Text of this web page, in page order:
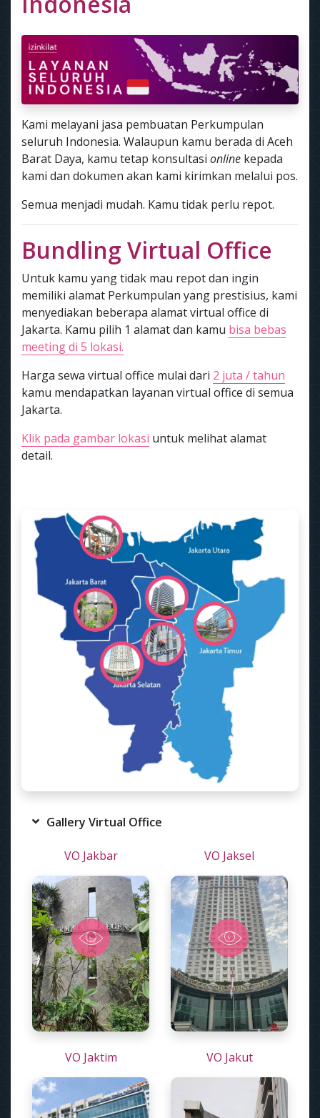
Kami melayani jasa pembuatan Perkumpulan
seluruh Indonesia. Walaupun kamu berada di Aceh
Barat Daya, kamu tetap konsultasi online kepada
kami dan dokumen akan kami kirimkan melalui pos.
Semua menjadi mudah. Kamu tidak perlu repot.
Bundling Virtual Office
Untuk kamu yang tidak mau repot dan ingin
memiliki alamat Perkumpulan yang prestisius, kami
menyediakan beberapa alamat virtual office di
Jakarta. Kamu pilih 1 alamat dan kamu bisa bebas
meeting di 5 lokasi.
Harga sewa virtual office mulai dari 2 juta / tahun
kamu mendapatkan layanan virtual office di semua
Jakarta.
Klik pada gambar lokasi untuk melihat alamat
detail.
Gallery Virtual Office
VO Jakbar VO Jaksel
VO Jaktim VO Jakut